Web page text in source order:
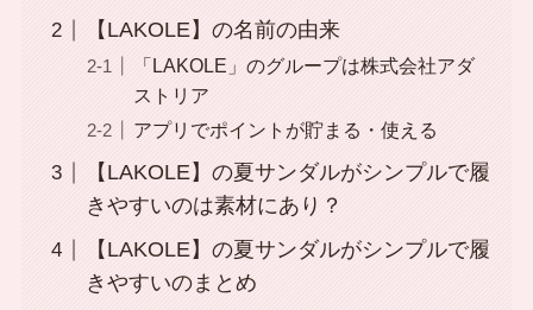
【LAKOLE】の名前の由来
「LAKOLE」のグループは株式会社アダ
ストリア
アプリでポイントが貯まる・使える
【LAKOLE】の夏サンダルがシンプルで履
きやすいのは素材にあり？
【LAKOLE】の夏サンダルがシンプルで履
きやすいのまとめ